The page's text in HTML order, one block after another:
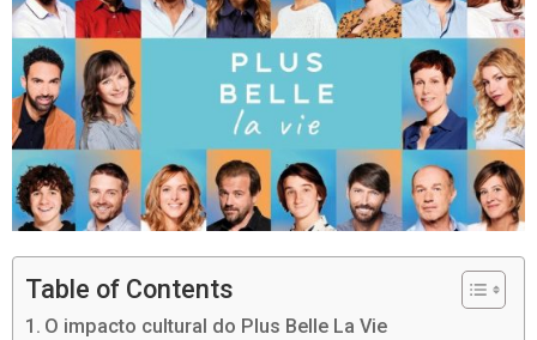
Table of Contents
O impacto cultural do Plus Belle La Vie